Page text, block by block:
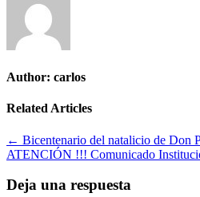
Author: carlos
Related Articles
Navegación
de
entradas
← Bicentenario del natalicio de Don
ATENCIÓN !!! Comunicado
Deja una respuesta